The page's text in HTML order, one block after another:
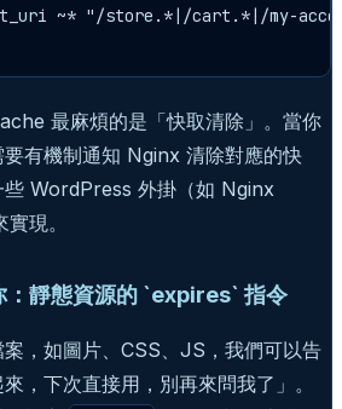
~* "/store.*|/cart.*|/my-
最麻煩的是「快取清除」。當你
有機制通知 Nginx 清除對應的快
些 WordPress 外掛（如 Nginx
現。
：靜態資源的 `expires` 指令
，如圖片、CSS、JS，我們可以告
，下次直接用，別再來問我了」。